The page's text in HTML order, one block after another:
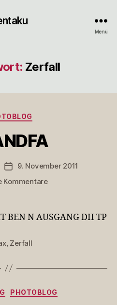
Menü
Zerfall
Kategorien
Veröffentlichungsdatum
9. November 2011
Kommentarezu
BEN N AUSGANG DII TP
, Zerfall
Kategorien
PHOTOBLOG